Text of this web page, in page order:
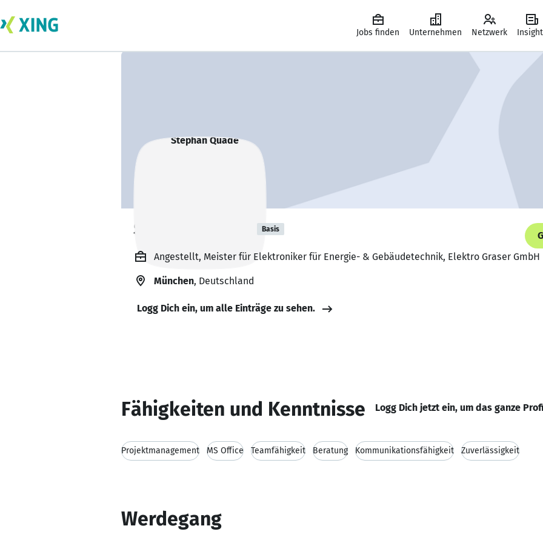
Jobs finden Unternehmen Netzwerk
Stephan Quade Basis
Angestellt, Meister für Elektroniker für Energie- & Gebäudetechnik, Elektro Graser
München, Deutschland
Logg Dich ein, um alle Einträge zu sehen.
Fähigkeiten und Kenntnisse Logg Dich jetzt ein, um das ganze
Projektmanagement MS Office Teamfähigkeit Beratung Kommunikationsfähigkeit Zuverlässigkeit
Werdegang